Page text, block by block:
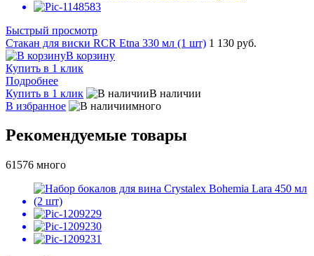
Быстрый просмотр
Стакан для виски RCR Etna 330 мл (1 шт) 1 130 руб.
В корзину
Купить в 1 клик
Подробнее
Купить в 1 клик
В наличии
В избранное
много
Рекомендуемые товары
61576 много